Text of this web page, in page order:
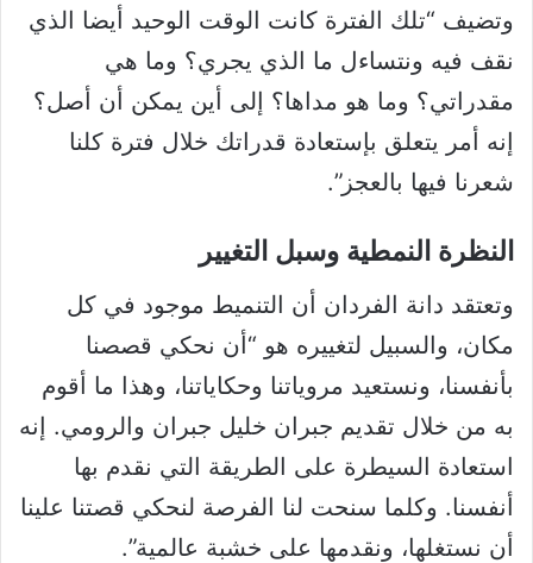
وتضيف “تلك الفترة كانت الوقت الوحيد أيضا الذي
نقف فيه ونتساءل ما الذي يجري؟ وما هي
مقدراتي؟ وما هو مداها؟ إلى أين يمكن أن أصل؟
إنه أمر يتعلق بإستعادة قدراتك خلال فترة كلنا
شعرنا فيها بالعجز”.
النظرة النمطية وسبل التغيير
وتعتقد دانة الفردان أن التنميط موجود في كل
مكان، والسبيل لتغييره هو “أن نحكي قصصنا
بأنفسنا، ونستعيد مروياتنا وحكاياتنا، وهذا ما أقوم
به من خلال تقديم جبران خليل جبران والرومي. إنه
استعادة السيطرة على الطريقة التي نقدم بها
أنفسنا. وكلما سنحت لنا الفرصة لنحكي قصتنا علينا
أن نستغلها، ونقدمها على خشبة عالمية”.